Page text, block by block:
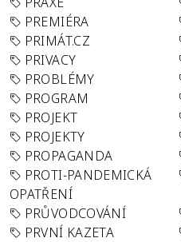
PREMIÉRA
PRIMÁT.CZ
PRIVACY
PROBLÉMY
PROGRAM
PROJEKT
PROJEKTY
PROPAGANDA
PROTI-PANDEMICKÁ
OPATŘENÍ
PRŮVODCOVÁNÍ
PRVNÍ KAZETA